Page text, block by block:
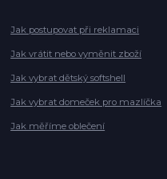
Jak postupovat při reklamaci
Jak vrátit nebo vyměnit zboží
Jak vybrat dětský softshell
Jak vybrat domeček pro mazlíčka
Jak měříme oblečení